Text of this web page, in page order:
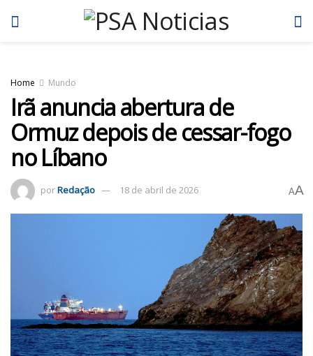
Home Mundo
Irã anuncia abertura de
Ormuz depois de cessar-fogo
no Líbano
porRedação 18 de abril de 2026 AA